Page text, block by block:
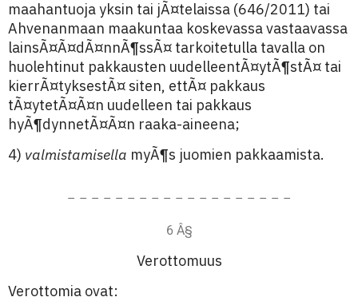
maahantuoja yksin tai jÃ¤telaissa (646/2011) tai
Ahvenanmaan maakuntaa koskevassa vastaavassa
lainsÃ¤Ã¤dÃ¤nnÃ¶ssÃ¤ tarkoitetulla tavalla on
huolehtinut pakkausten uudelleentÃ¤ytÃ¶stÃ¤ tai
kierrÃ¤tyksestÃ¤ siten, ettÃ¤ pakkaus
tÃ¤ytetÃ¤Ã¤n uudelleen tai pakkaus
hyÃ¶dynnetÃ¤Ã¤n raaka-aineena;
4) valmistamisella myÃ¶s juomien pakkaamista.
– – – – – – – – – – – – – – – – – – –
6 Â§
Verottomuus
Verottomia ovat: